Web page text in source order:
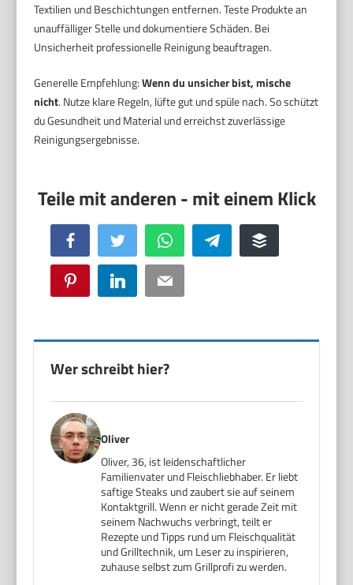
Textilien und Beschichtungen entfernen. Teste Produkte an
unauffälliger Stelle und dokumentiere Schäden. Bei
Unsicherheit professionelle Reinigung beauftragen.
Generelle Empfehlung:Wenn du unsicher bist, mische
nicht. Nutze klare Regeln, lüfte gut und spüle nach. So schützt
du Gesundheit und Material und erreichst zuverlässige
Reinigungsergebnisse.
Facebook Twitter WhatsApp Telegram Buffer
Pinterest LinkedIn Email
Wer schreibt hier?
Oliver
Oliver, 36, ist leidenschaftlicher
Familienvater und Fleischliebhaber. Er liebt
saftige Steaks und zaubert sie auf seinem
Kontaktgrill. Wenn er nicht gerade Zeit mit
seinem Nachwuchs verbringt, teilt er
Rezepte und Tipps rund um Fleischqualität
und Grilltechnik, um Leser zu inspirieren,
zuhause selbst zum Grillprofi zu werden.